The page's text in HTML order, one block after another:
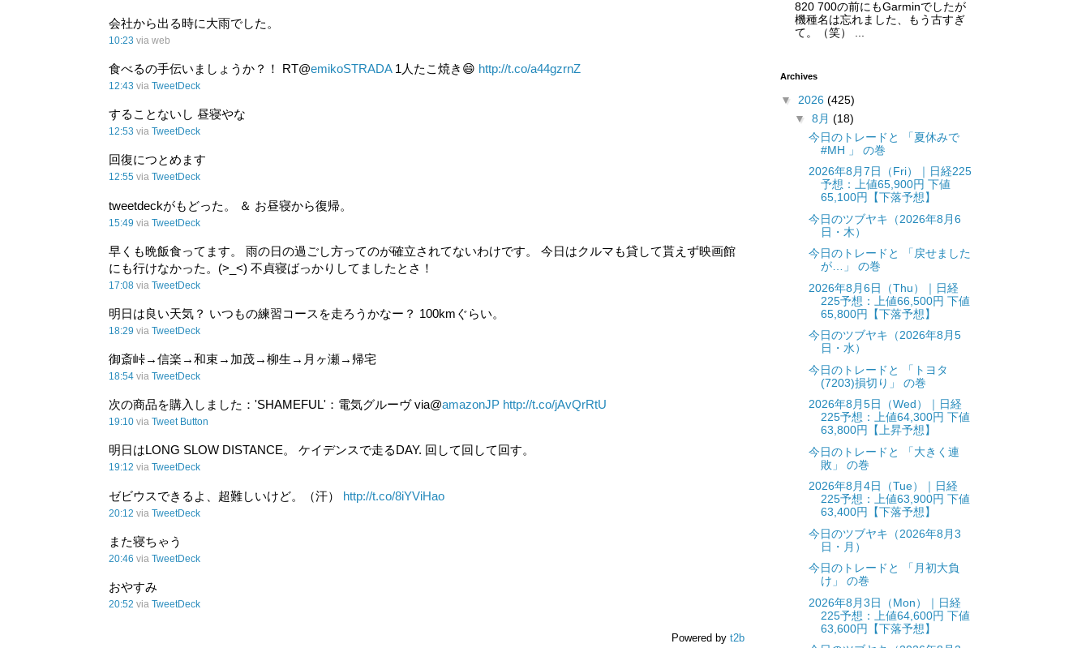
会社から出る時に大雨でした。
10:23 via web
食べるの手伝いましょうか？！ RT@emikoSTRADA1人たこ焼き😄 http://t.co/a44gzrnZ
12:43 via TweetDeck
することないし 昼寝やな
12:53 via TweetDeck
回復につとめます
12:55 via TweetDeck
tweetdeckがもどった。 ＆ お昼寝から復帰。
15:49 via TweetDeck
早くも晩飯食ってます。 雨の日の過ごし方ってのが確立されてないわけです。 今日はクルマも貸して貰えず映画館
にも行けなかった。(>_<) 不貞寝ばっかりしてましたとさ！
17:08 via TweetDeck
明日は良い天気？ いつもの練習コースを走ろうかなー？ 100kmぐらい。
18:29 via TweetDeck
御斎峠→信楽→和束→加茂→柳生→月ヶ瀬→帰宅
18:54 via TweetDeck
次の商品を購入しました：'SHAMEFUL'：電気グルーヴ via@amazonJP http://t.co/jAvQrRtU
19:10 via Tweet Button
明日はLONG SLOW DISTANCE。 ケイデンスで走るDAY. 回して回して回す。
19:12 via TweetDeck
ゼビウスできるよ、超難しいけど。（汗） http://t.co/8iYViHao
20:12 via TweetDeck
また寝ちゃう
20:46 via TweetDeck
おやすみ
20:52 via TweetDeck
Powered by t2b
820 700の前にもGarminでしたが
機種名は忘れました、もう古すぎ
て。（笑） ...
Archives
▼ 2026 (425)
▼ 8月 (18)
今日のトレードと 「夏休みで
#MH 」 の巻
2026年8月7日（Fri）｜日経225
予想：上値65,900円 下値
65,100円【下落予想】
今日のツブヤキ（2026年8月6
日・木）
今日のトレードと 「戻せました
が…」 の巻
2026年8月6日（Thu）｜日経
225予想：上値66,500円 下値
65,800円【下落予想】
今日のツブヤキ（2026年8月5
日・水）
今日のトレードと 「トヨタ
(7203)損切り」 の巻
2026年8月5日（Wed）｜日経
225予想：上値64,300円 下値
63,800円【上昇予想】
今日のトレードと 「大きく連
敗」 の巻
2026年8月4日（Tue）｜日経
225予想：上値63,900円 下値
63,400円【下落予想】
今日のツブヤキ（2026年8月3
日・月）
今日のトレードと 「月初大負
け」 の巻
2026年8月3日（Mon）｜日経
225予想：上値64,600円 下値
63,600円【下落予想】